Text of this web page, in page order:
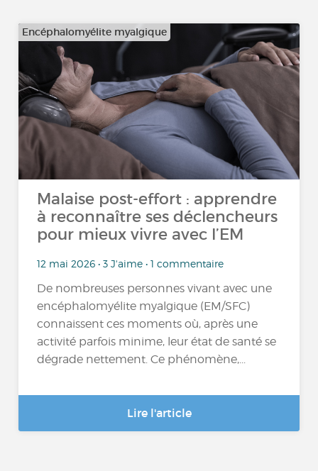
Encéphalomyélite myalgique
Malaise post-effort : apprendre
à reconnaître ses déclencheurs
pour mieux vivre avec l’EM
12 mai 2026 • 3 J'aime • 1 commentaire
De nombreuses personnes vivant avec une
encéphalomyélite myalgique (EM/SFC)
connaissent ces moments où, après une
activité parfois minime, leur état de santé se
dégrade nettement. Ce phénomène,...
Lire l'article